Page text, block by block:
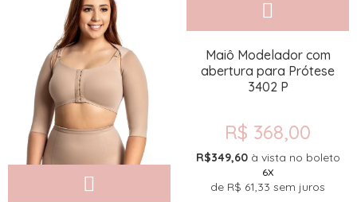
Maiô Modelador com
abertura para Prótese
3402 P
R$ 368,00
R$349,60 à vista no boleto
6X
de R$ 61,33 sem juros